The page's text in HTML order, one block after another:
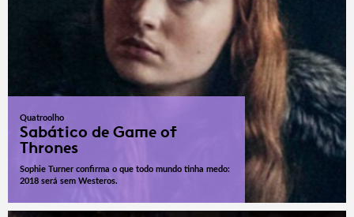
Quatroolho
Sabático de Game of
Thrones
Sophie Turner confirma o que todo mundo tinha medo:
2018 será sem Westeros.